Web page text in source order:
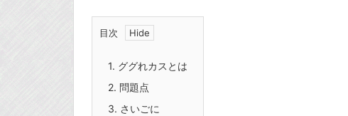
目次
1. ググれカスとは
2. 問題点
3. さいごに